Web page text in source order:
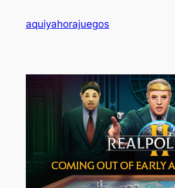
aquiyahorajuegos